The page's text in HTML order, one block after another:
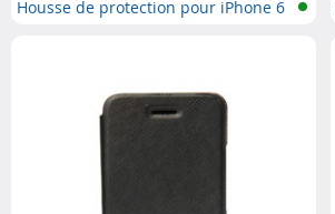
Housse de protection pour iPhone 6